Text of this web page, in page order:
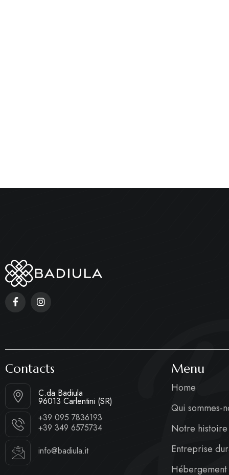
Contacts
C.da Badiula
96013 Carlentini (SR)
+39 095 7836193
+39 349 6575734
info@badiula.it
Menu
Home
Qui sommes-
Notre histoire
Entreprise
Hébergement